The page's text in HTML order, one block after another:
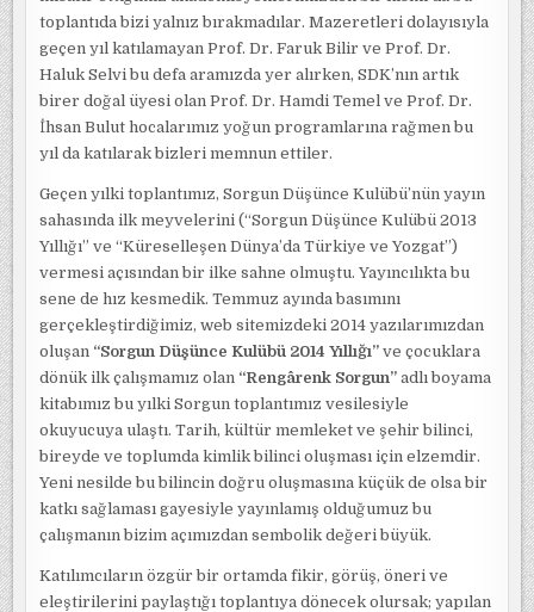
toplantıda bizi yalnız bırakmadılar. Mazeretleri dolayısıyla
geçen yıl katılamayan Prof. Dr. Faruk Bilir ve Prof. Dr.
Haluk Selvi bu defa aramızda yer alırken, SDK’nın artık
birer doğal üyesi olan Prof. Dr. Hamdi Temel ve Prof. Dr.
İhsan Bulut hocalarımız yoğun programlarına rağmen bu
yıl da katılarak bizleri memnun ettiler.
Geçen yılki toplantımız, Sorgun Düşünce Kulübü’nün yayın
sahasında ilk meyvelerini (“Sorgun Düşünce Kulübü 2013
Yıllığı” ve “Küreselleşen Dünya’da Türkiye ve Yozgat”)
vermesi açısından bir ilke sahne olmuştu. Yayıncılıkta bu
sene de hız kesmedik. Temmuz ayında basımını
gerçekleştirdiğimiz, web sitemizdeki 2014 yazılarımızdan
oluşan “Sorgun Düşünce Kulübü 2014 Yıllığı” ve çocuklara
dönük ilk çalışmamız olan “Rengârenk Sorgun” adlı boyama
kitabımız bu yılki Sorgun toplantımız vesilesiyle
okuyucuya ulaştı. Tarih, kültür memleket ve şehir bilinci,
bireyde ve toplumda kimlik bilinci oluşması için elzemdir.
Yeni nesilde bu bilincin doğru oluşmasına küçük de olsa bir
katkı sağlaması gayesiyle yayınlamış olduğumuz bu
çalışmanın bizim açımızdan sembolik değeri büyük.
Katılımcıların özgür bir ortamda fikir, görüş, öneri ve
eleştirilerini paylaştığı toplantıya dönecek olursak; yapılan